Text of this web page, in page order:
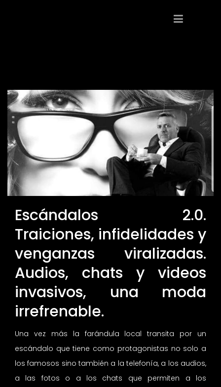
Escándalos 2.0.
Traiciones, infidelidades y
venganzas viralizadas.
Audios, chats y videos
invasivos, una moda
irrefrenable.
Una vez más la farándula local transita por un
escándalo que tiene como protagonistas no solo a
los famosos sino también a la telefonía, a los audios,
a las fotos o a los chats que permiten a los